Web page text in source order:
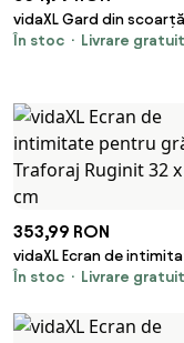
vidaXL Gard din
copac Maro 100 x 600
În stoc Livrare
353,99 RON
vidaXL Ecran de
pentru grădină Traforaj
În stoc Livrare